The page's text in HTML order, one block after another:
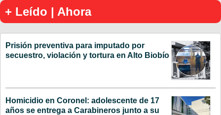
+ Leído | Ahora
Prisión preventiva para imputado por
secuestro, violación y tortura en Alto Biobío
Homicidio en Coronel: adolescente de 17
años se entrega a Carabineros junto a su